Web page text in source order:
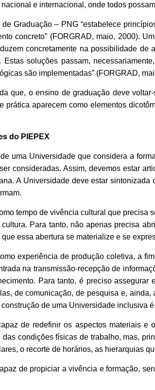
e internacional, onde todos
Graduação – PNG “estabelece princí
concreto” (FORGRAD, maio, 2000).
concretamente na possibilidade
Estas soluções passam,
são implementadas” (FORGRAD,
que, o ensino de graduação deve
prática aparecem como elementos
do PIEPEX
uma Universidade que considera a
consideradas. Assim, devemos estar
A Universidade deve estar
tempo de vivência cultural que precisa
Para tanto, não apenas precisa
essa abertura se materialize e se
experiência de produção coletiva, a
na transmissão-recepção de
Para tanto, é preciso
de comunicação, de pesquisa e,
de uma Universidade inclusiva
de redefinir os aspectos materiais e
das condições físicas de trabalho, mas,
o recorte de horários, as hierarquias
de propiciar a vivência e formação,